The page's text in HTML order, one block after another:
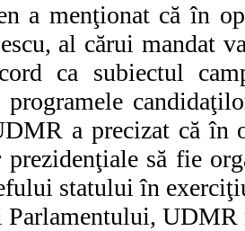
a menţionat că în
al cărui mandat
ca subiectul
programele
a precizat că în
prezidenţiale să fie
statului în
Parlamentului,